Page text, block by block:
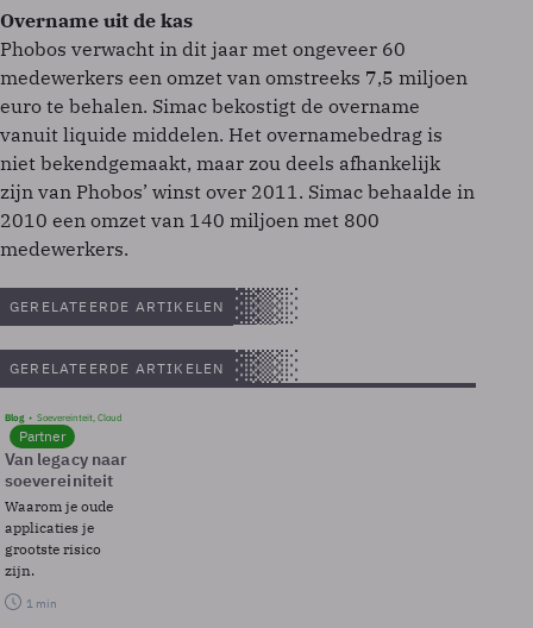
Overname uit de kas
Phobos verwacht in dit jaar met ongeveer 60
medewerkers een omzet van omstreeks 7,5 miljoen
euro te behalen. Simac bekostigt de overname
vanuit liquide middelen. Het overnamebedrag is
niet bekendgemaakt, maar zou deels afhankelijk
zijn van Phobos’ winst over 2011. Simac behaalde in
2010 een omzet van 140 miljoen met 800
medewerkers.
GERELATEERDE ARTIKELEN
GERELATEERDE ARTIKELEN
Blog Soevereinteit, Cloud
Partner
Van legacy naar
soevereiniteit
Waarom je oude
applicaties je
grootste risico
zijn.
1 min